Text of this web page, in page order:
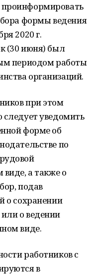
формы ведения
2020 г.
(30 июня) был
периодом работы
организаций.
при этом
следует уведомить
форме об
по
виде, а также о
подав
о сохранении
о ведении
виде.
работников с
в